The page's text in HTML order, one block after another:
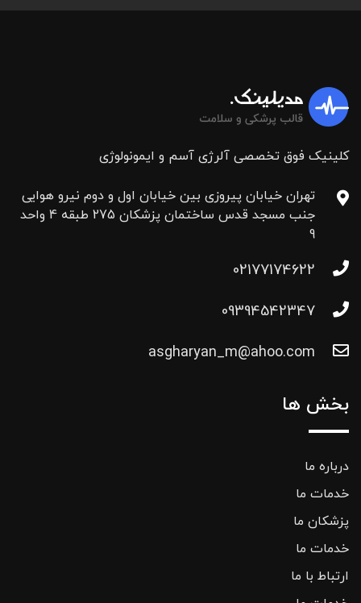
کلینیک فوق تخصصی آلرژی آسم و ایمونولوژی
تهران خیابان پیروزی بین خیابان اول و دوم نیرو هوایی
جنب مسجد قدس ساختمان پزشکان 275 طبقه 4 واحد
9
02177174622
09394542347
asgharyan_m@ahoo.com
بخش ها
درباره ما
خدمات ما
پزشکان ما
خدمات ما
ارتباط با ما